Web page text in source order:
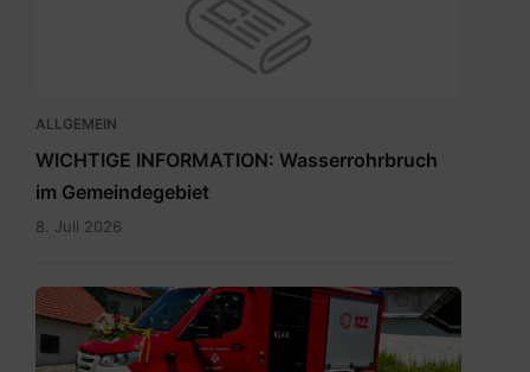
ALLGEMEIN
WICHTIGE INFORMATION: Wasserrohrbruch
im Gemeindegebiet
8. Juli 2026
IMG-
20260705-
WA0009.jpg